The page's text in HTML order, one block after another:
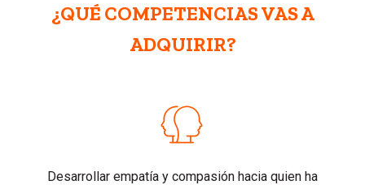
¿QUÉ COMPETENCIAS VAS A
ADQUIRIR?
Desarrollar empatía y compasión hacia quien ha